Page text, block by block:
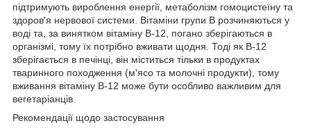
підтримують вироблення енергії, метаболізм гомоцистеїну та
здоров'я нервової системи. Вітаміни групи B розчиняються у
воді та, за винятком вітаміну В-12, погано зберігаються в
організмі, тому їх потрібно вживати щодня. Тоді як B-12
зберігається в печінці, він міститься тільки в продуктах
тваринного походження (м'ясо та молочні продукти), тому
вживання вітаміну B-12 може бути особливо важливим для
вегетаріанців.
Рекомендації щодо застосування